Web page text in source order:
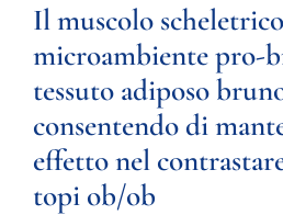
Il muscolo
microambiente pro-
tessuto adiposo
consentendo di
effetto nel
topi ob/ob